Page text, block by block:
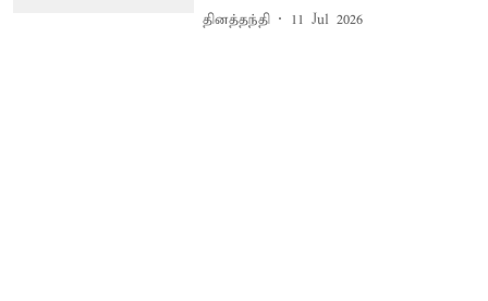
தினத்தந்தி 11 Jul 2026